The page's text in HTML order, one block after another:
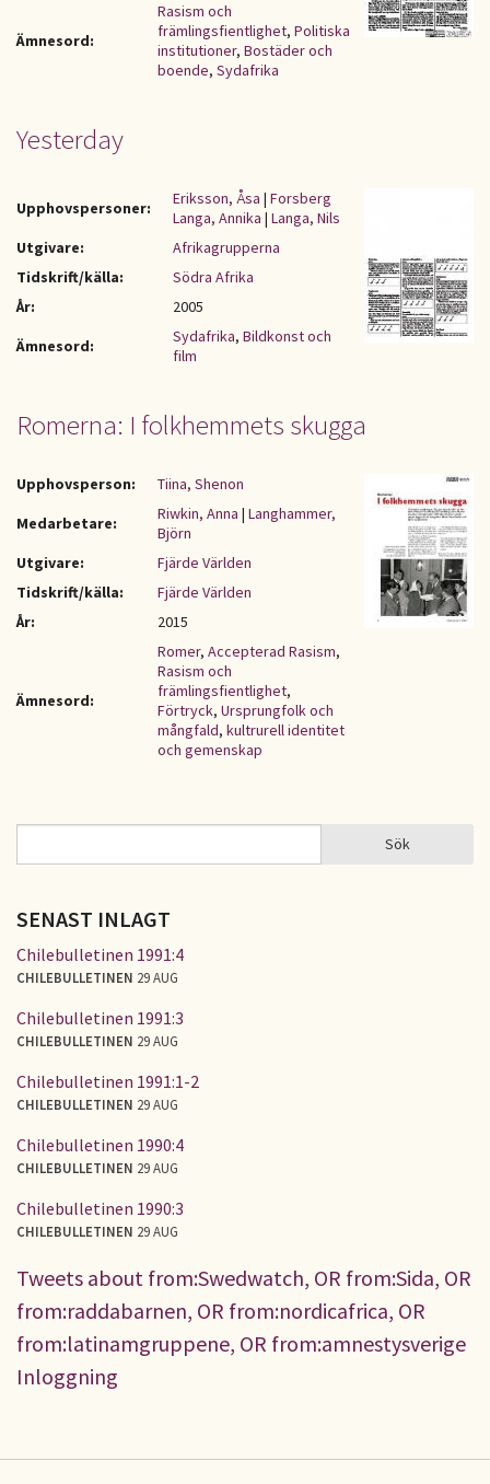
Ämnesord:
Rasism och
främlingsfientlighet, Politiska
institutioner, Bostäder och
boende, Sydafrika
Yesterday
Upphovspersoner: Eriksson, Åsa | Forsberg
Langa, Annika | Langa, Nils
Utgivare:
Afrikagrupperna
Tidskrift/källa:
Södra Afrika
År:
2005
Ämnesord:
Sydafrika, Bildkonst och
film
Romerna: I folkhemmets skugga
Upphovsperson:
Tiina, Shenon
Medarbetare:
Riwkin, Anna | Langhammer,
Björn
Utgivare:
Fjärde Världen
Tidskrift/källa:
Fjärde Världen
År:
2015
Ämnesord:
Romer, Accepterad Rasism,
Rasism och
främlingsfientlighet,
Förtryck, Ursprungfolk och
mångfald, kultrurell identitet
och gemenskap
SÖKFORMULÄR Sök
SENAST INLAGT
Chilebulletinen 1991:4
CHILEBULLETINEN 29 AUG
Chilebulletinen 1991:3
CHILEBULLETINEN 29 AUG
Chilebulletinen 1991:1-2
CHILEBULLETINEN 29 AUG
Chilebulletinen 1990:4
CHILEBULLETINEN 29 AUG
Chilebulletinen 1990:3
CHILEBULLETINEN 29 AUG
Tweets about from:Swedwatch, OR from:Sida, OR
from:raddabarnen, OR from:nordicafrica, OR
from:latinamgruppene, OR from:amnestysverige
Inloggning